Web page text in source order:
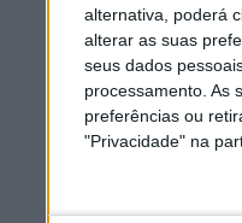
alternativa, poderá
alterar as suas
seus dados
processamento. As
preferências ou
"Privacidade" na